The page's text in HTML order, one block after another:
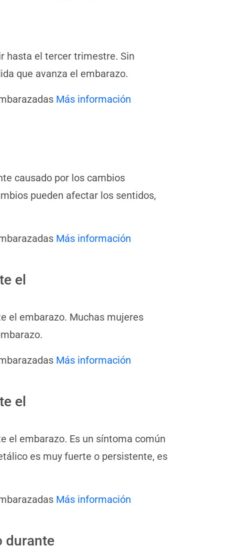
hasta el tercer trimestre. Sin
que avanza el embarazo.
Más información
causado por los cambios
pueden afectar los sentidos,
Más información
el
el embarazo. Muchas mujeres
Más información
el
el embarazo. Es un síntoma común
es muy fuerte o persistente, es
Más información
durante